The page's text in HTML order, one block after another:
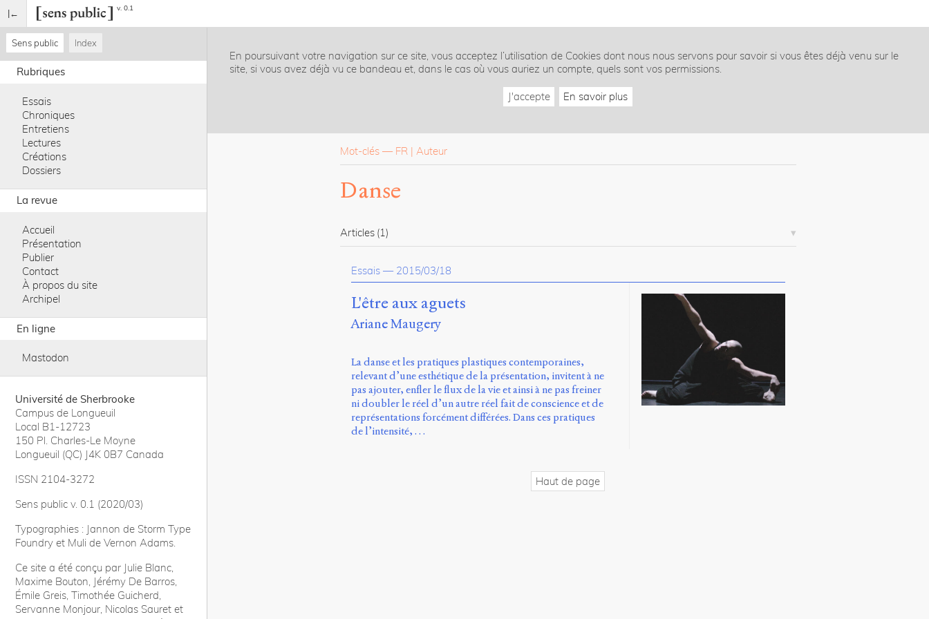
v. 0.1
Sens public Index
Rubriques
Essais
Chroniques
Entretiens
Lectures
Créations
Dossiers
La revue
Accueil
Présentation
Publier
Contact
À propos du site
Archipel
En ligne
Mastodon
Université de Sherbrooke
Campus de Longueuil
Local B1-12723
150 Pl. Charles-Le Moyne
Longueuil (QC) J4K 0B7 Canada
ISSN 2104-3272
Sens public v. 0.1 (2020/03)
Typographies : Jannon de Storm Type
Foundry et Muli de Vernon Adams.
Ce site a été conçu par Julie Blanc,
Maxime Bouton, Jérémy De Barros,
Émile Greis, Timothée Guicherd,
Servanne Monjour, Nicolas Sauret et
En poursuivant votre navigation sur ce site, vous acceptez l’utilisation de Cookies dont nous nous servons pour savoir si vous êtes déjà venu sur le
site, si vous avez déjà vu ce bandeau et, dans le cas où vous auriez un compte, quels sont vos permissions.
J'accepte En savoir plus
Mot-clés — FR Auteur
Danse
Articles (1)
Essais — 2015/03/18
L'être aux aguets
Ariane Maugery
La danse et les pratiques plastiques contemporaines,
relevant d’une esthétique de la présentation, invitent à ne
pas ajouter, enfler le flux de la vie et ainsi à ne pas freiner
ni doubler le réel d’un autre réel fait de conscience et de
représentations forcément différées. Dans ces pratiques
de l’intensité, …
Haut de page